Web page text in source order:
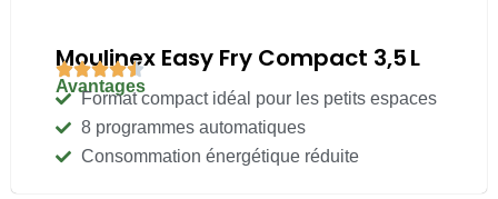
Moulinex Easy Fry Compact 3,5 L
Avantages
Format compact idéal pour les petits espaces
8 programmes automatiques
Consommation énergétique réduite